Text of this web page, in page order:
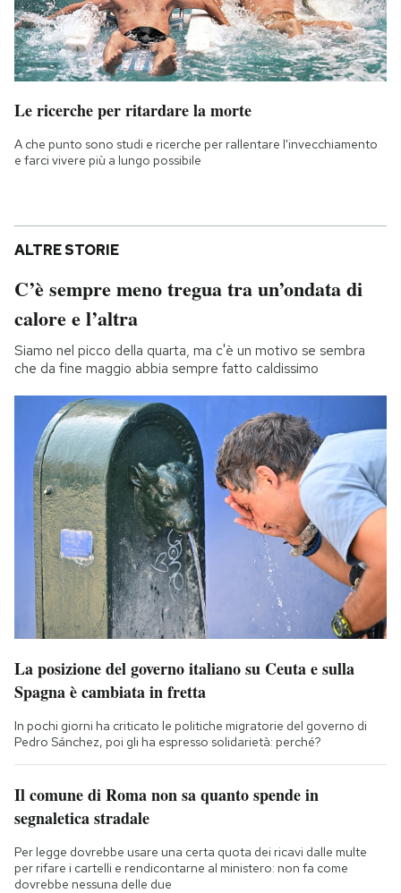
Le ricerche per ritardare la morte
A che punto sono studi e ricerche per rallentare l'invecchiamento
e farci vivere più a lungo possibile
ALTRE STORIE
C’è sempre meno tregua tra un’ondata di
calore e l’altra
Siamo nel picco della quarta, ma c'è un motivo se sembra
che da fine maggio abbia sempre fatto caldissimo
La posizione del governo italiano su Ceuta e sulla
Spagna è cambiata in fretta
In pochi giorni ha criticato le politiche migratorie del governo di
Pedro Sánchez, poi gli ha espresso solidarietà: perché?
Il comune di Roma non sa quanto spende in
segnaletica stradale
Per legge dovrebbe usare una certa quota dei ricavi dalle multe
per rifare i cartelli e rendicontarne al ministero: non fa come
dovrebbe nessuna delle due